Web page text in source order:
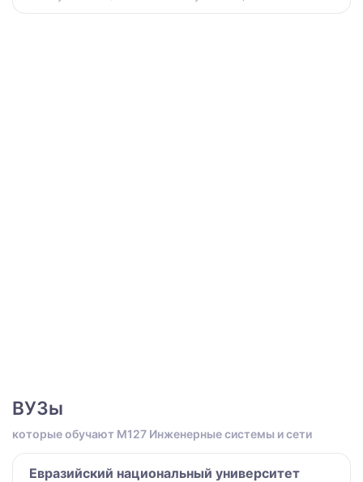
ВУЗы
которые обучают M127 Инженерные системы и сети
Евразийский национальный университет